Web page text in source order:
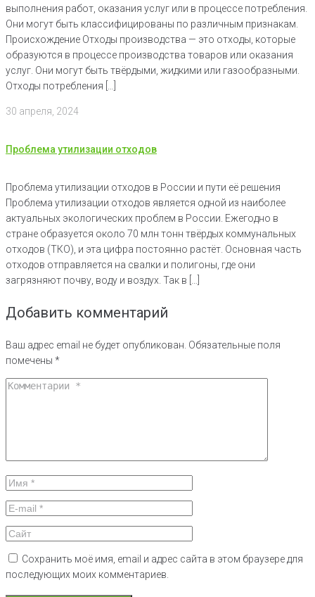
выполнения работ, оказания услуг или в процессе потребления.
Они могут быть классифицированы по различным признакам.
Происхождение Отходы производства — это отходы, которые
образуются в процессе производства товаров или оказания
услуг. Они могут быть твёрдыми, жидкими или газообразными.
Отходы потребления […]
30 апреля, 2024
Проблема утилизации отходов
Проблема утилизации отходов в России и пути её решения
Проблема утилизации отходов является одной из наиболее
актуальных экологических проблем в России. Ежегодно в
стране образуется около 70 млн тонн твёрдых коммунальных
отходов (ТКО), и эта цифра постоянно растёт. Основная часть
отходов отправляется на свалки и полигоны, где они
загрязняют почву, воду и воздух. Так в […]
Добавить комментарий
Ваш адрес email не будет опубликован. Обязательные поля
помечены *
Сохранить моё имя, email и адрес сайта в этом браузере для
последующих моих комментариев.